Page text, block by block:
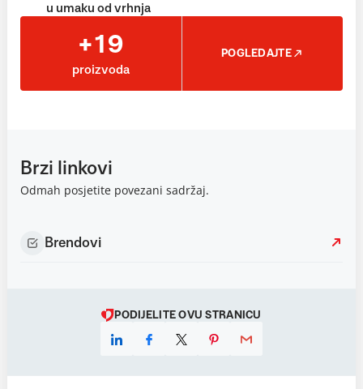
u umaku od vrhnja
+19
proizvoda
POGLEDAJTE
Brzi linkovi
Odmah posjetite povezani sadržaj.
Brendovi
PODIJELITE OVU STRANICU